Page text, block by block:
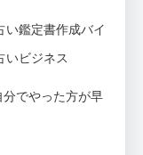
い鑑定書作成バイ
いビジネス
でやった方が早